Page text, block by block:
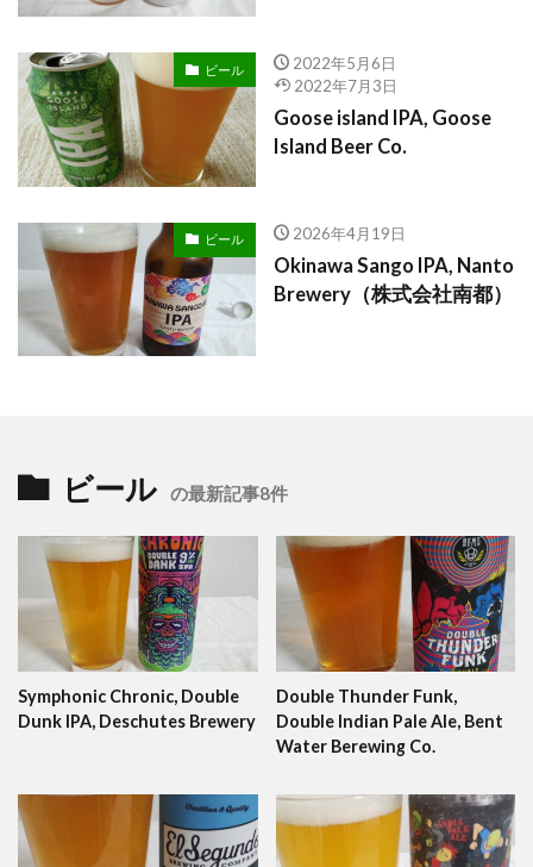
ビール
2022年5月6日
2022年7月3日
Goose island IPA, Goose
Island Beer Co.
ビール 2026年4月19日
Okinawa Sango IPA, Nanto
Brewery（株式会社南都）
ビール の最新記事8件
Symphonic Chronic, Double
Dunk IPA, Deschutes Brewery
Double Thunder Funk,
Double Indian Pale Ale, Bent
Water Berewing Co.